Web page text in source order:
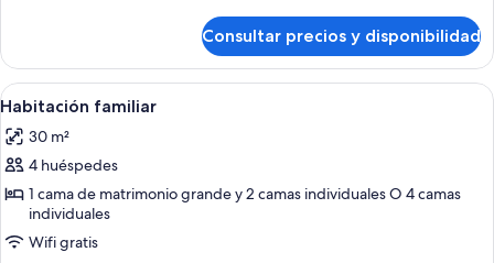
o
2
individuales,
vistas
a
la
piscina
con
cama
o
2
vistas
la
Consultar precios y disponibilidad
Abrir
todas
las
fotos
de
Habitación
familiar
Habitación de hotel moderna con
6
Habitación familiar
30 m²
4 huéspedes
1 cama de matrimonio grande y 2 camas individuales O 4 camas
individuales
Wifi gratis